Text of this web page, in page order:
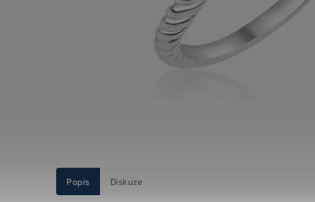
Popis Diskuze